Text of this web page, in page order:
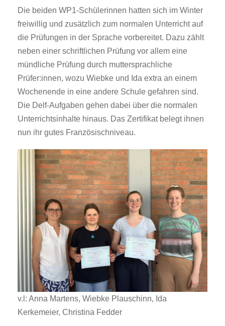
Die beiden WP1-Schülerinnen hatten sich im Winter
freiwillig und zusätzlich zum normalen Unterricht auf
die Prüfungen in der Sprache vorbereitet. Dazu zählt
neben einer schriftlichen Prüfung vor allem eine
mündliche Prüfung durch muttersprachliche
Prüfer:innen, wozu Wiebke und Ida extra an einem
Wochenende in eine andere Schule gefahren sind.
Die Delf-Aufgaben gehen dabei über die normalen
Unterrichtsinhalte hinaus. Das Zertifikat belegt ihnen
nun ihr gutes Französischniveau.
v.l: Anna Martens, Wiebke Plauschinn, Ida
Kerkemeier, Christina Fedder